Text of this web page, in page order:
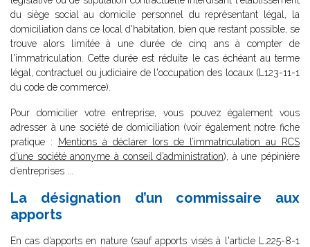
du siège social au domicile personnel du représentant légal, la
domiciliation dans ce local d'habitation, bien que restant possible, se
trouve alors limitée à une durée de cinq ans à compter de
l'immatriculation. Cette durée est réduite le cas échéant au terme
légal, contractuel ou judiciaire de l'occupation des locaux (L123-11-1
du code de commerce).
Pour domicilier votre entreprise, vous pouvez également vous
adresser à une société de domiciliation (voir également notre fiche
pratique : Mentions à déclarer lors de l’immatriculation au RCS
d’une société anonyme à conseil d’administration), à une pépinière
d’entreprises ...
La désignation d’un commissaire aux
apports
En cas d’apports en nature (sauf apports visés à l'article L.225-8-1